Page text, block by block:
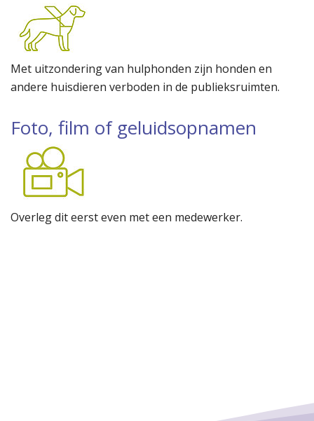
Met uitzondering van hulphonden zijn honden en
andere huisdieren verboden in de publieksruimten.
Foto, film of geluidsopnamen
Overleg dit eerst even met een medewerker.